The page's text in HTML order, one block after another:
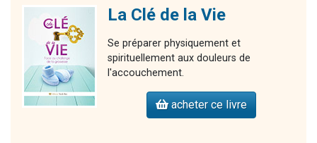
La Clé de la Vie
Se préparer physiquement et
spirituellement aux douleurs de
l'accouchement.
acheter ce livre